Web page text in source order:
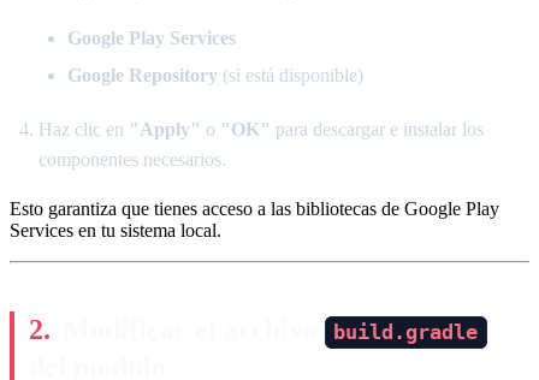
Google Play Services
Google Repository (si está disponible)
Haz clic en "Apply" o "OK" para descargar e instalar los
componentes necesarios.
Esto garantiza que tienes acceso a las bibliotecas de Google Play
Services en tu sistema local.
build.gradle